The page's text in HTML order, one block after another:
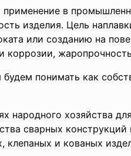
в
изделия. Цель
или созданию на
коррозии,
понимать как
народного хозяйства
сварных конструкций
клепаных и кованых